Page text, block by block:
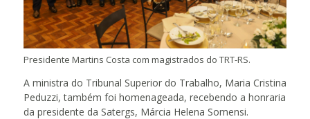
Presidente Martins Costa com magistrados do TRT-RS.
A ministra do Tribunal Superior do Trabalho, Maria Cristina
Peduzzi, também foi homenageada, recebendo a honraria
da presidente da Satergs, Márcia Helena Somensi.